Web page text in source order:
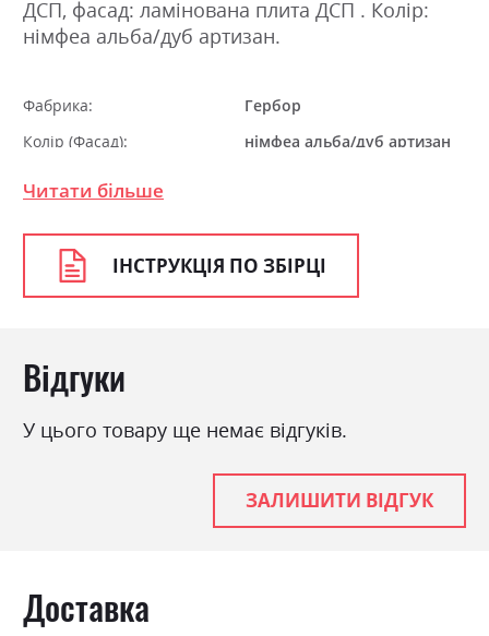
ДСП, фасад: ламінована плита ДСП . Колір:
німфеа альба/дуб артизан.
Фабрика:
Гербор
Колір (Фасад):
німфеа альба/дуб артизан
Стиль
Матеріал
Читати більше
ІНСТРУКЦІЯ ПО ЗБІРЦІ
Відгуки
У цього товару ще немає відгуків.
ЗАЛИШИТИ ВІДГУК
Доставка